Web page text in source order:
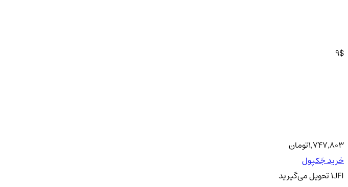
9$
1,747,803تومان
خرید جَکپول
1JFI تحویلمی‌گیرید